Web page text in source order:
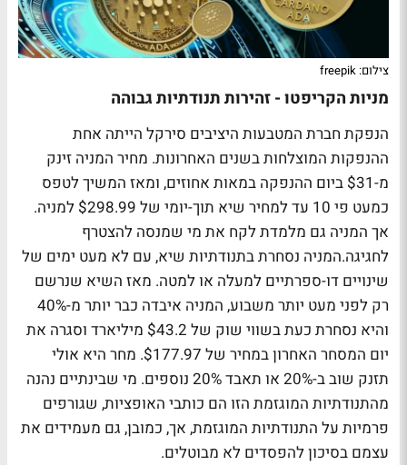
צילום: freepik
מניות הקריפטו - זהירות תנודתיות גבוהה
הנפקת חברת המטבעות היציבים סירקל הייתה אחת
ההנפקות המוצלחות בשנים האחרונות. מחיר המניה זינק
מ-$31 ביום ההנפקה במאות אחוזים, ומאז המשיך לטפס
כמעט פי 10 עד למחיר שיא תוך-יומי של $298.99 למניה.
אך המניה גם מלמדת לקח את מי שמנסה להצטרף
לחגיגה.המניה נסחרת בתנודתיות שיא, עם לא מעט ימים של
שינויים דו-ספרתיים למעלה או למטה. מאז השיא שנרשם
רק לפני מעט יותר משבוע, המניה איבדה כבר יותר מ-40%
והיא נסחרת כעת בשווי שוק של $43.2 מיליארד וסגרה את
יום המסחר האחרון במחיר של $177.97. מחר היא אולי
תזנק שוב ב-20% או תאבד 20% נוספים. מי שבינתיים נהנה
מהתנודתיות המוגזמת הזו הם כותבי האופציות, שגורפים
פרמיות על התנודתיות המוגזמת, אך, כמובן, גם מעמידים את
עצמם בסיכון להפסדים לא מבוטלים.